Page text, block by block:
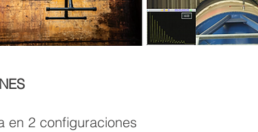
en 2 configuraciones